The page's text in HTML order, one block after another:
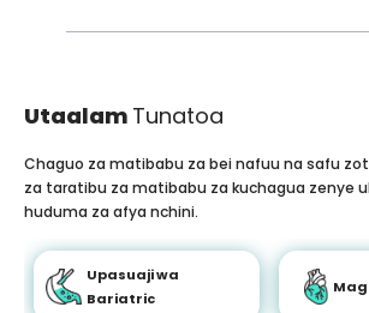
Utaalam Tunatoa
Chaguo za matibabu za bei nafuu na safu
za taratibu za matibabu za kuchagua zenye
huduma za afya nchini.
Upasuaji wa
Bariatric